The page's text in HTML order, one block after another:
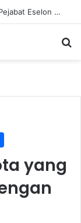
Wako Pekanbaru Lantik Sekda dan Enam Pejabat Eselon Lainnya
yang